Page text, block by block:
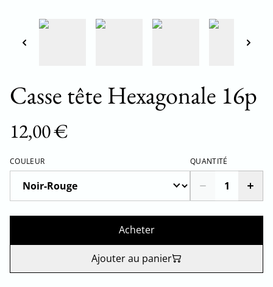
Casse tête Hexagonale 16p
12,00 €
COULEUR QUANTITÉ
Acheter
Ajouter au panier